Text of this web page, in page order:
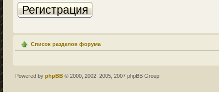
Регистрация
Список разделов форума
Powered by phpBB © 2000, 2002, 2005, 2007 phpBB Group